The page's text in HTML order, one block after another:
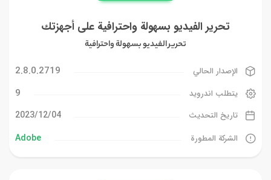
تحرير الفيديو بسهولة واحترافية على أجهزتك
تحرير الفيديو بسهولة واحترافية
الإصدار الحالي 2.8.0.2719
يتطلب اندرويد 9
تاريخ التحديث 04‏/12‏/2023
الشركة المطورة Adobe